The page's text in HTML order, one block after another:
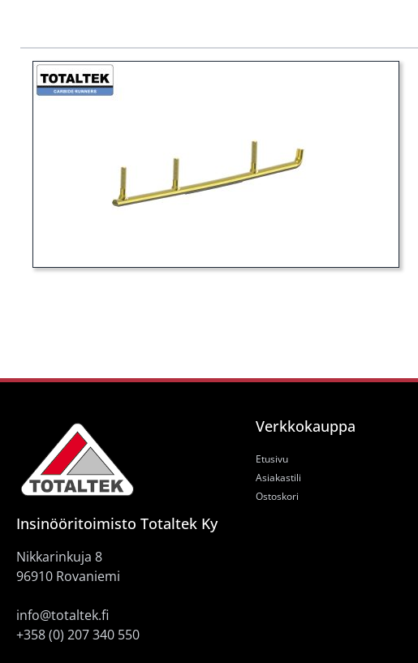
Insinööritoimisto Totaltek Ky
Nikkarinkuja 8
96910 Rovaniemi
info@totaltek.fi
+358 (0) 207 340 550
Verkkokauppa
Etusivu
Asiakastili
Ostoskori